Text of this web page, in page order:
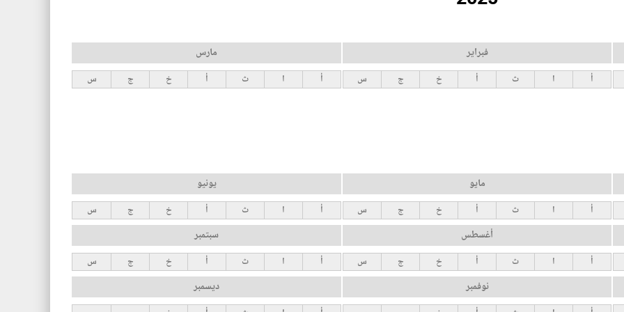
فبراير
أ ا ث أ خ ج س
مارس
أ ا ث أ خ ج س
مايو
أ ا ث أ خ ج س
يونيو
أ ا ث أ خ ج س
أغسطس
أ ا ث أ خ ج س
سبتمبر
أ ا ث أ خ ج س
نوفمبر ديسمبر